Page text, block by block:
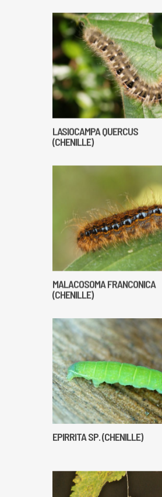
LASIOCAMPA QUERCUS
(CHENILLE)
MALACOSOMA FRANCONICA
(CHENILLE)
EPIRRITA SP. (CHENILLE)